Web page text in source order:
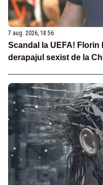
7 aug. 2026, 18:56
Scandal la UEFA! Florin
derapajul sexist de la